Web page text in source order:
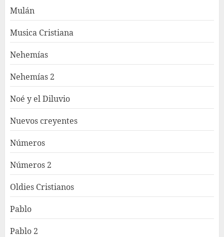
Mulán
Musica Cristiana
Nehemías
Nehemías 2
Noé y el Diluvio
Nuevos creyentes
Números
Números 2
Oldies Cristianos
Pablo
Pablo 2